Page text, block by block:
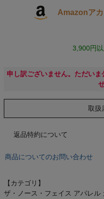
インフィット INFIT
サックス SAXX
オン On
Amazonアカ
3,900円
申し訳ございません。ただい
取扱
返品特約について
商品についてのお問い合わせ
【カテゴリ】
ザ・ノース・フェイス アパレル